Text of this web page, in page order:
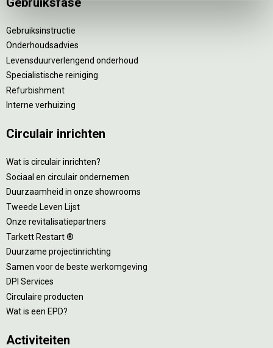
Gebruiksinstructie
Onderhoudsadvies
Levensduurverlengend onderhoud
Specialistische reiniging
Refurbishment
Interne verhuizing
Circulair inrichten
Wat is circulair inrichten?
Sociaal en circulair ondernemen
Duurzaamheid in onze showrooms
Tweede Leven Lijst
Onze revitalisatiepartners
Tarkett Restart ®
Duurzame projectinrichting
Samen voor de beste werkomgeving
DPI Services
Circulaire producten
Wat is een EPD?
Activiteiten